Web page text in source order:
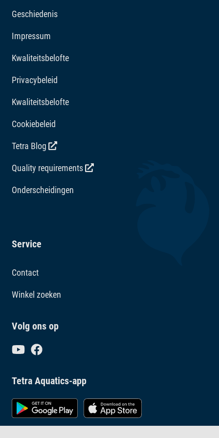
Citroenzuur 330 mg/kg.
Geschiedenis
Impressum
Kwaliteitsbelofte
Privacybeleid
Kwaliteitsbelofte
Cookiebeleid
Tetra Blog
Quality requirements
Onderscheidingen
Service
Contact
Winkel zoeken
Volg ons op
Tetra Aquatics-app